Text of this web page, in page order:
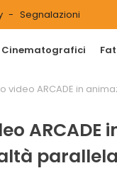
Segnalazioni
Cinematografici
video ARCADE in